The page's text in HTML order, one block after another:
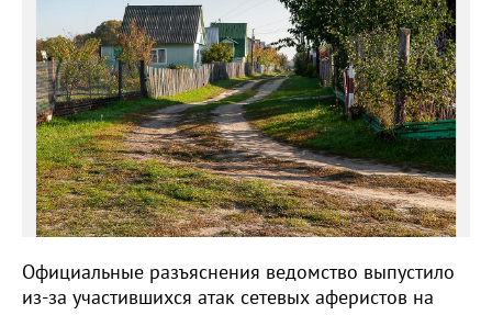
Официальные разъяснения ведомство выпустило
из-за участившихся атак сетевых аферистов на